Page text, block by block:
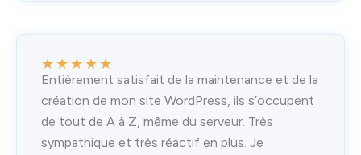
★★★★★
Entièrement satisfait de la maintenance et de la
création de mon site WordPress, ils s’occupent
de tout de A à Z, même du serveur. Très
sympathique et très réactif en plus. Je